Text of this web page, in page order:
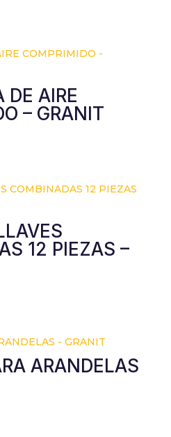
DE AIRE
– GRANIT
12 PIEZAS –
ARANDELAS